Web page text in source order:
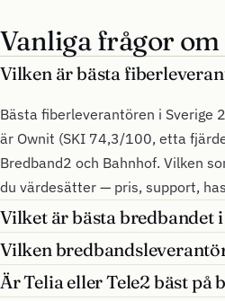
Vanliga frågor om
Vilken är bästa
Bästa fiberleverantören i Sverige
är Ownit (SKI 74,3/100, etta
Bredband2 och Bahnhof. Vilken
du värdesätter — pris, support,
Vilket är bästa bredbandet
Vilken
Är Telia eller Tele2 bäst på